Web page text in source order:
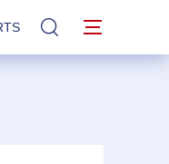
站内搜索